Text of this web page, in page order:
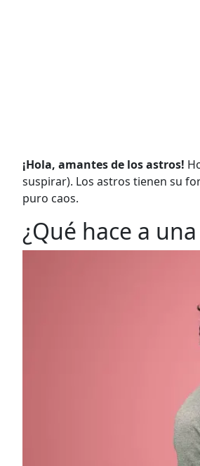
¡Hola, amantes de los astros!
suspirar). Los astros tienen su
puro caos.
¿Qué hace a